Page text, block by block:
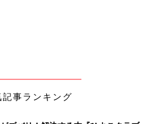
事ランキング